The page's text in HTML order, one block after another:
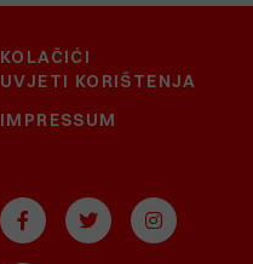
KOLAČIĆI
UVJETI KORIŠTENJA
IMPRESSUM